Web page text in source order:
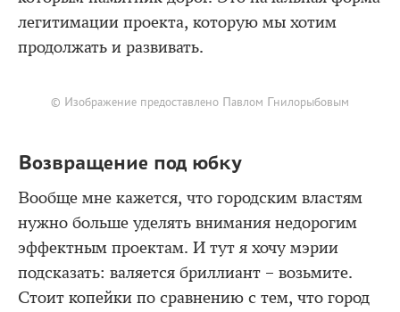
легитимации проекта, которую мы хотим
продолжать и развивать.
© Изображение предоставлено Павлом Гнилорыбовым
Возвращение под юбку
Вообще мне кажется, что городским властям
нужно больше уделять внимания недорогим
эффектным проектам. И тут я хочу мэрии
подсказать: валяется бриллиант – возьмите.
Стоит копейки по сравнению с тем, что город